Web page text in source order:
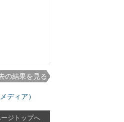
の結果を見る
ディア）
ジトップへ